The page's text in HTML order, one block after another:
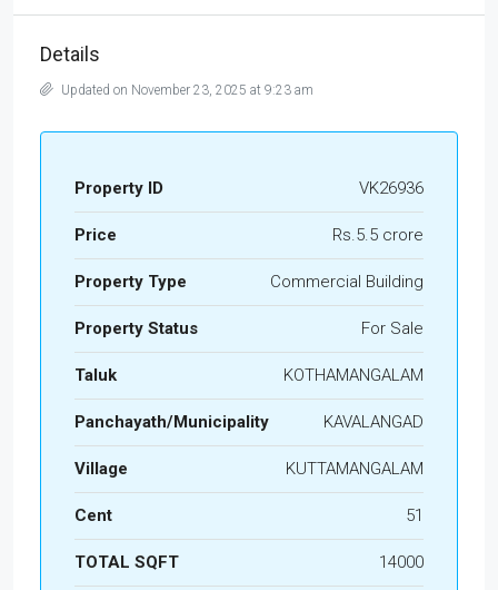
Details
Updated on November 23, 2025 at 9:23 am
Property ID VK26936
Price Rs.5.5 crore
Property Type Commercial Building
Property Status For Sale
Taluk KOTHAMANGALAM
Panchayath/Municipality KAVALANGAD
Village KUTTAMANGALAM
Cent 51
TOTAL SQFT 14000